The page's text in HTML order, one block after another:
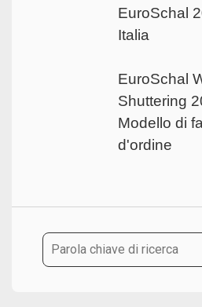
EuroSchal
Italia
EuroSchal
Shuttering
Modello di
d'ordine